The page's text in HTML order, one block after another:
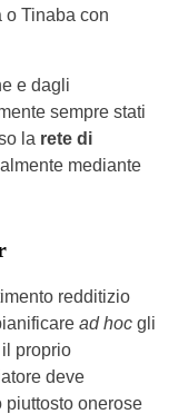
o Tinaba con
e dagli
sempre stati
la rete di
mediante
redditizio
ad hoc gli
proprio
deve
piuttosto onerose